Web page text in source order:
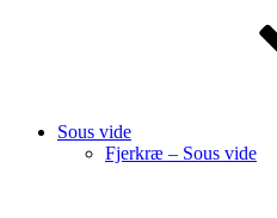
Sous vide
Fjerkræ – Sous vide